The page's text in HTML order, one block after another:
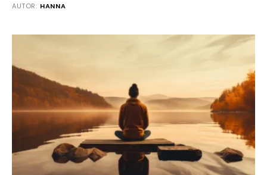
AUTOR: HANNA